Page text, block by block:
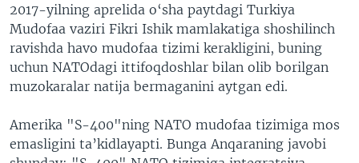
2017-yilning aprelida o‘sha paytdagi Turkiya
Mudofaa vaziri Fikri Ishik mamlakatiga shoshilinch
ravishda havo mudofaa tizimi kerakligini, buning
uchun NATOdagi ittifoqdoshlar bilan olib borilgan
muzokaralar natija bermaganini aytgan edi.
Amerika "S-400"ning NATO mudofaa tizimiga mos
emasligini ta’kidlayapti. Bunga Anqaraning javobi